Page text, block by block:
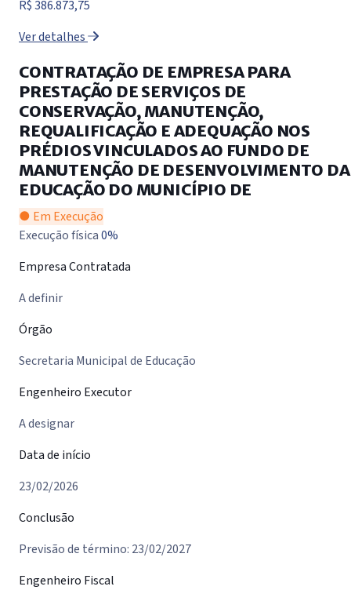
R$ 386.873,75
Ver detalhes
CONTRATAÇÃO DE EMPRESA PARA
PRESTAÇÃO DE SERVIÇOS DE
CONSERVAÇÃO, MANUTENÇÃO,
REQUALIFICAÇÃO E ADEQUAÇÃO NOS
PRÉDIOS VINCULADOS AO FUNDO DE
MANUTENÇÃO DE DESENVOLVIMENTO DA
EDUCAÇÃO DO MUNICÍPIO DE
● Em Execução
Execução física0%
Empresa Contratada
A definir
Órgão
Secretaria Municipal de Educação
Engenheiro Executor
A designar
Data de início
23/02/2026
Conclusão
Previsão de término: 23/02/2027
Engenheiro Fiscal